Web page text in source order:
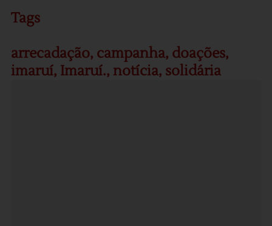
Tags
arrecadação, campanha, doações,
imaruí, Imaruí., notícia, solidária